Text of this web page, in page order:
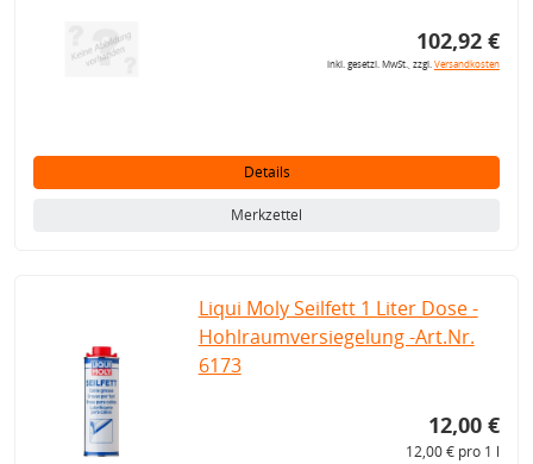
102,92 €
inkl. gesetzl. MwSt., zzgl.Versandkosten
Details
Merkzettel
Liqui Moly Seilfett 1 Liter Dose -
Hohlraumversiegelung -Art.Nr.
6173
12,00 €
12,00 € pro 1 l